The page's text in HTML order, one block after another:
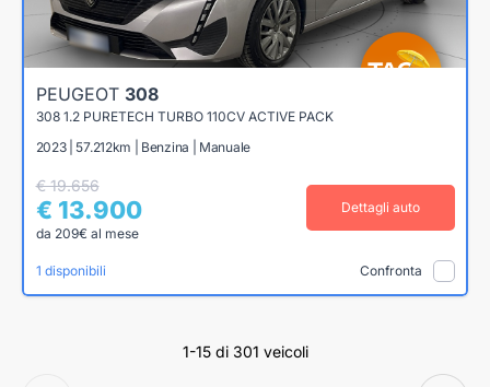
PEUGEOT 308
308 1.2 PURETECH TURBO 110CV ACTIVE PACK
2023 | 57.212km | Benzina | Manuale
€ 19.656
€ 13.900
da 209€ al mese
Dettagli auto
1 disponibili Confronta
1-15 di 301 veicoli